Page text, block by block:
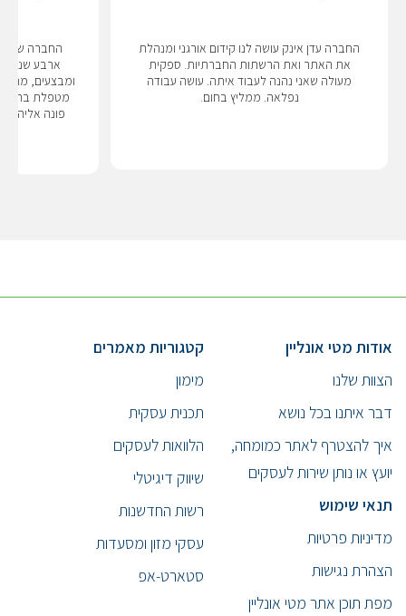
החברה עדן אינק עושה לנו קידום אורגני ומנהלת
את האתר ואת הרשתות החברתיות. ספקית
מעולה שאני נהנה לעבוד איתה. עושה עבודה
נפלאה. ממליץ בחום.
החברה של
ארבע שנים:
ומבצעים,
מטפלת
אודות מטי אונליין
הצוות שלנו
דבר איתנו בכל נושא
איך להצטרף לאתר כמומחה,
יועץ או נותן שירות לעסקים
תנאי שימוש
מדיניות פרטיות
הצהרת נגישות
מפת תוכן אתר מטי אונליין
קטגוריות מאמרים
מימון
תכנית עסקית
הלוואות לעסקים
שיווק דיגיטלי
רשות החדשנות
עסקי מזון ומסעדות
סטארט-אפ